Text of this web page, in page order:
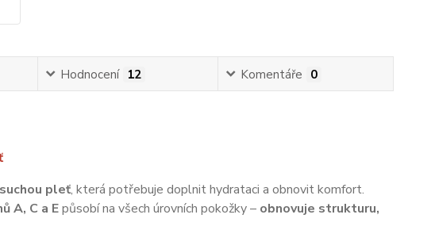
Hodnocení 12 Komentáře 0
pleť, která potřebuje doplnit hydrataci a obnovit komfort.
A, C a Epůsobí na všech úrovních pokožky – obnovuje strukturu,